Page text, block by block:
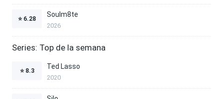
⭐ 6.28
Soulm8te
2026
Series: Top de la semana
⭐ 8.3
Ted Lasso
2020